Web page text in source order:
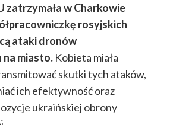
zatrzymała w Charkowie
rosyjskich
ataki dronów
miasto. Kobieta miała
skutki tych ataków,
ich efektywność oraz
ukraińskiej obrony